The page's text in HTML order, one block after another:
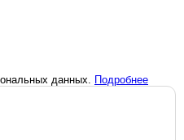
данных. Подробнее